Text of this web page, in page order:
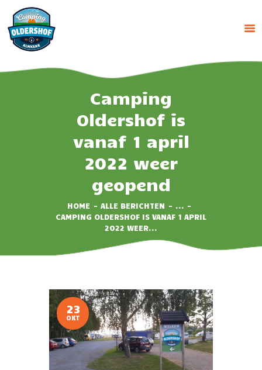
Camping
Oldershof is
vanaf 1 april
2022 weer
geopend
HOME ALLE BERICHTEN
...
CAMPING OLDERSHOF IS VANAF 1 APRIL
2022 WEER...
CAMPING OLDERSHOF
HUUR ACCOMMODATIE
RESERVEREN
TARIEVEN
IMPRESSIE
23
OKT